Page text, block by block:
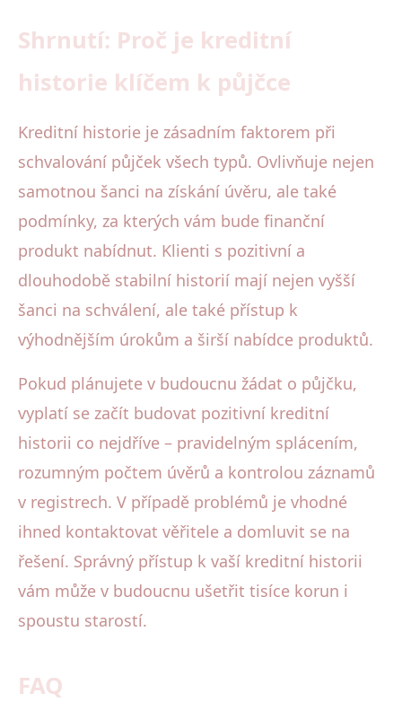
Shrnutí: Proč je kreditní
historie klíčem k půjčce
Kreditní historie je zásadním faktorem při
schvalování půjček všech typů. Ovlivňuje nejen
samotnou šanci na získání úvěru, ale také
podmínky, za kterých vám bude finanční
produkt nabídnut. Klienti s pozitivní a
dlouhodobě stabilní historií mají nejen vyšší
šanci na schválení, ale také přístup k
výhodnějším úrokům a širší nabídce produktů.
Pokud plánujete v budoucnu žádat o půjčku,
vyplatí se začít budovat pozitivní kreditní
historii co nejdříve – pravidelným splácením,
rozumným počtem úvěrů a kontrolou záznamů
v registrech. V případě problémů je vhodné
ihned kontaktovat věřitele a domluvit se na
řešení. Správný přístup k vaší kreditní historii
vám může v budoucnu ušetřit tisíce korun i
spoustu starostí.
FAQ